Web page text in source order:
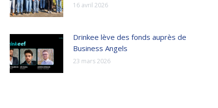
16 avril 2026
Drinkee lève des fonds auprès de
Business Angels
23 mars 2026